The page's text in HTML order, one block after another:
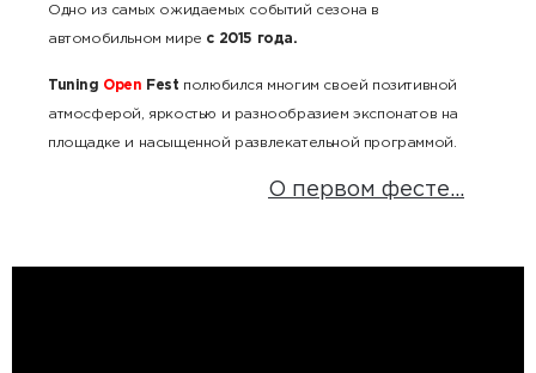
Одно из самых ожидаемых событий сезона в
автомобильном мире с 2015 года.
Tuning Open Fest полюбился многим своей позитивной
атмосферой, яркостью и разнообразием экспонатов на
площадке и насыщенной развлекательной программой.
О первом фесте...